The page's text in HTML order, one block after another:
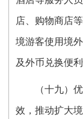
店、购物商店
境游客使用境
及外币兑换便利
（十九）
效，推动扩大